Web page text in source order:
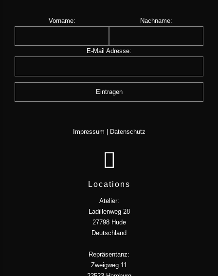
Vorname: Nachname:
E-Mail Adresse:
Impressum Datenschutz
Locations
Atelier:
Ladillenweg 28
27798 Hude
Deutschland
Repräsentanz:
Zweigweg 11